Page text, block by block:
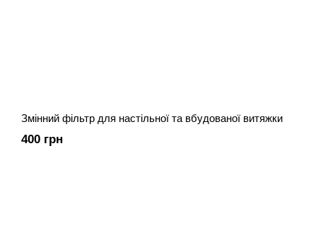
Змінний фільтр для настільної та вбудованої витяжки
400 грн